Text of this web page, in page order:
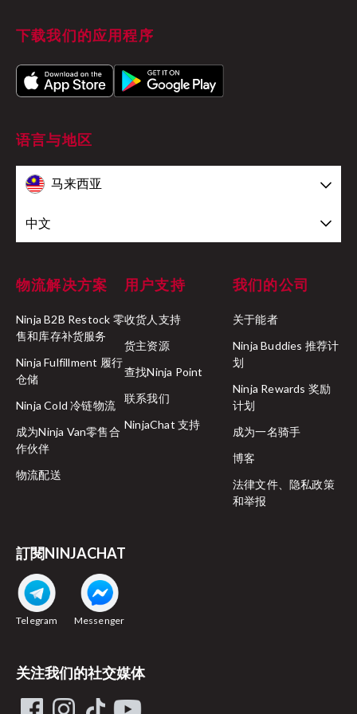
下载我们的应用程序
语言与地区
马来西亚
中文
物流解决方案
Ninja B2B Restock 零
售和库存补货服务
Ninja Fulfillment 履行
仓储
Ninja Cold 冷链物流
成为Ninja Van零售合
作伙伴
物流配送
用户支持
收货人支持
货主资源
查找Ninja Point
联系我们
NinjaChat 支持
我们的公司
关于能者
Ninja Buddies 推荐计
划
Ninja Rewards 奖励
计划
成为一名骑手
博客
法律文件、隐私政策
和举报
訂閱NINJACHAT
Telegram Messenger
关注我们的社交媒体